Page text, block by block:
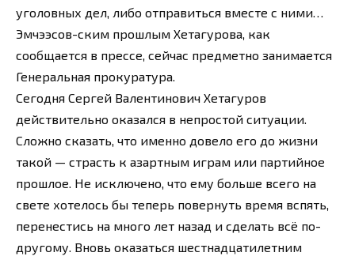
уголовных дел, либо отправиться вместе с ними…
Эмчээсов-ским прошлым Хетагурова, как
сообщается в прессе, сейчас предметно занимается
Генеральная прокуратура.
Сегодня Сергей Валентинович Хетагуров
действительно оказался в непростой ситуации.
Сложно сказать, что именно довело его до жизни
такой — страсть к азартным играм или партийное
прошлое. Не исключено, что ему больше всего на
свете хотелось бы теперь повернуть время вспять,
перенестись на много лет назад и сделать всё по-
другому. Вновь оказаться шестнадцатилетним